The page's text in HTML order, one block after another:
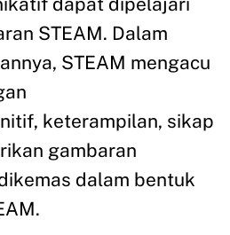
STEAM. Dalam
STEAM mengacu
keterampilan, sikap
gambaran
dalam bentuk